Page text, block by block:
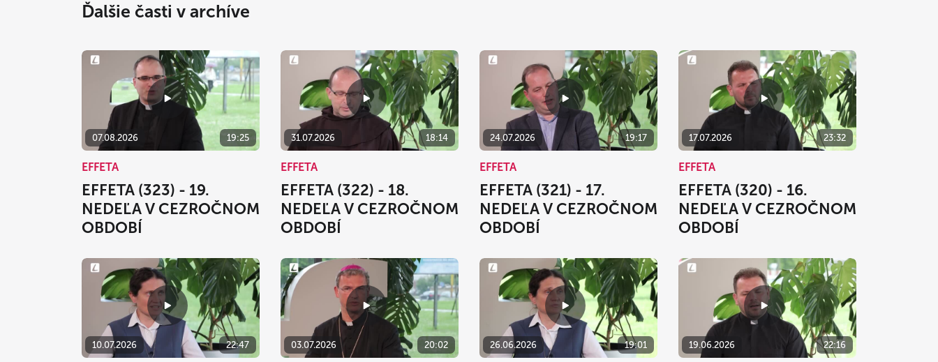
Ďalšie časti v archíve
07.08.2026 19:25
EFFETA
EFFETA (323) - 19.
NEDEĽA V CEZROČNOM
OBDOBÍ
31.07.2026 18:14
EFFETA
EFFETA (322) - 18.
NEDEĽA V CEZROČNOM
OBDOBÍ
24.07.2026 19:17
EFFETA
EFFETA (321) - 17.
NEDEĽA V CEZROČNOM
OBDOBÍ
17.07.2026 23:32
EFFETA
EFFETA (320) - 16.
NEDEĽA V CEZROČNOM
OBDOBÍ
10.07.2026 22:47 03.07.2026 20:02 26.06.2026 19:01 19.06.2026 22:16